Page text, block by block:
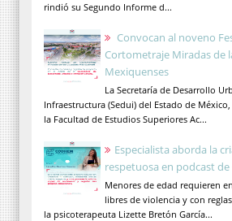
rindió su Segundo Informe d...
Convocan al noveno
Cortometraje Miradas de
Mexiquenses
La Secretaría de Desarrollo
Infraestructura (Sedui) del Estado de
la Facultad de Estudios Superiores Ac...
Especialista aborda la
respetuosa en podcast de
Menores de edad requieren
libres de violencia y con
la psicoterapeuta Lizette Bretón García...